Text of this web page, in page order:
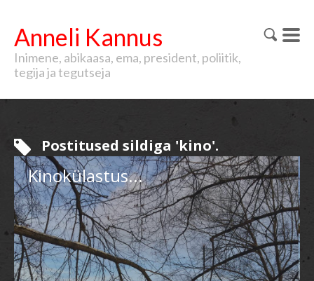
Anneli Kannus
Inimene, abikaasa, ema, president, poliitik,
tegija ja tegutseja
Postitused sildiga 'kino'.
Kinokülastus...